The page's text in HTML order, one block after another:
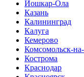
Йошкар-Ола
Казань
Калининград
Калуга
Кемерово
Комсомольск-
Кострома
Краснодар